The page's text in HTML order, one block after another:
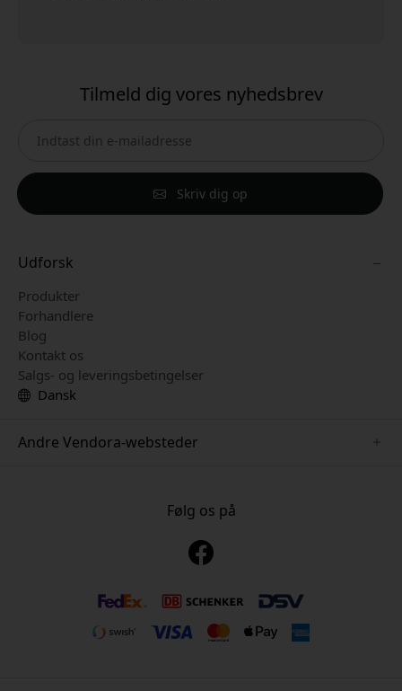
Tilmeld dig vores nyhedsbrev
Skriv dig op
Udforsk
Produkter
Forhandlere
Blog
Kontakt os
Salgs- og leveringsbetingelser
Dansk
Andre Vendora-websteder
www.myfirst.se
Følg os på